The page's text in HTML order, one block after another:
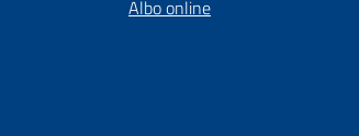
Albo online